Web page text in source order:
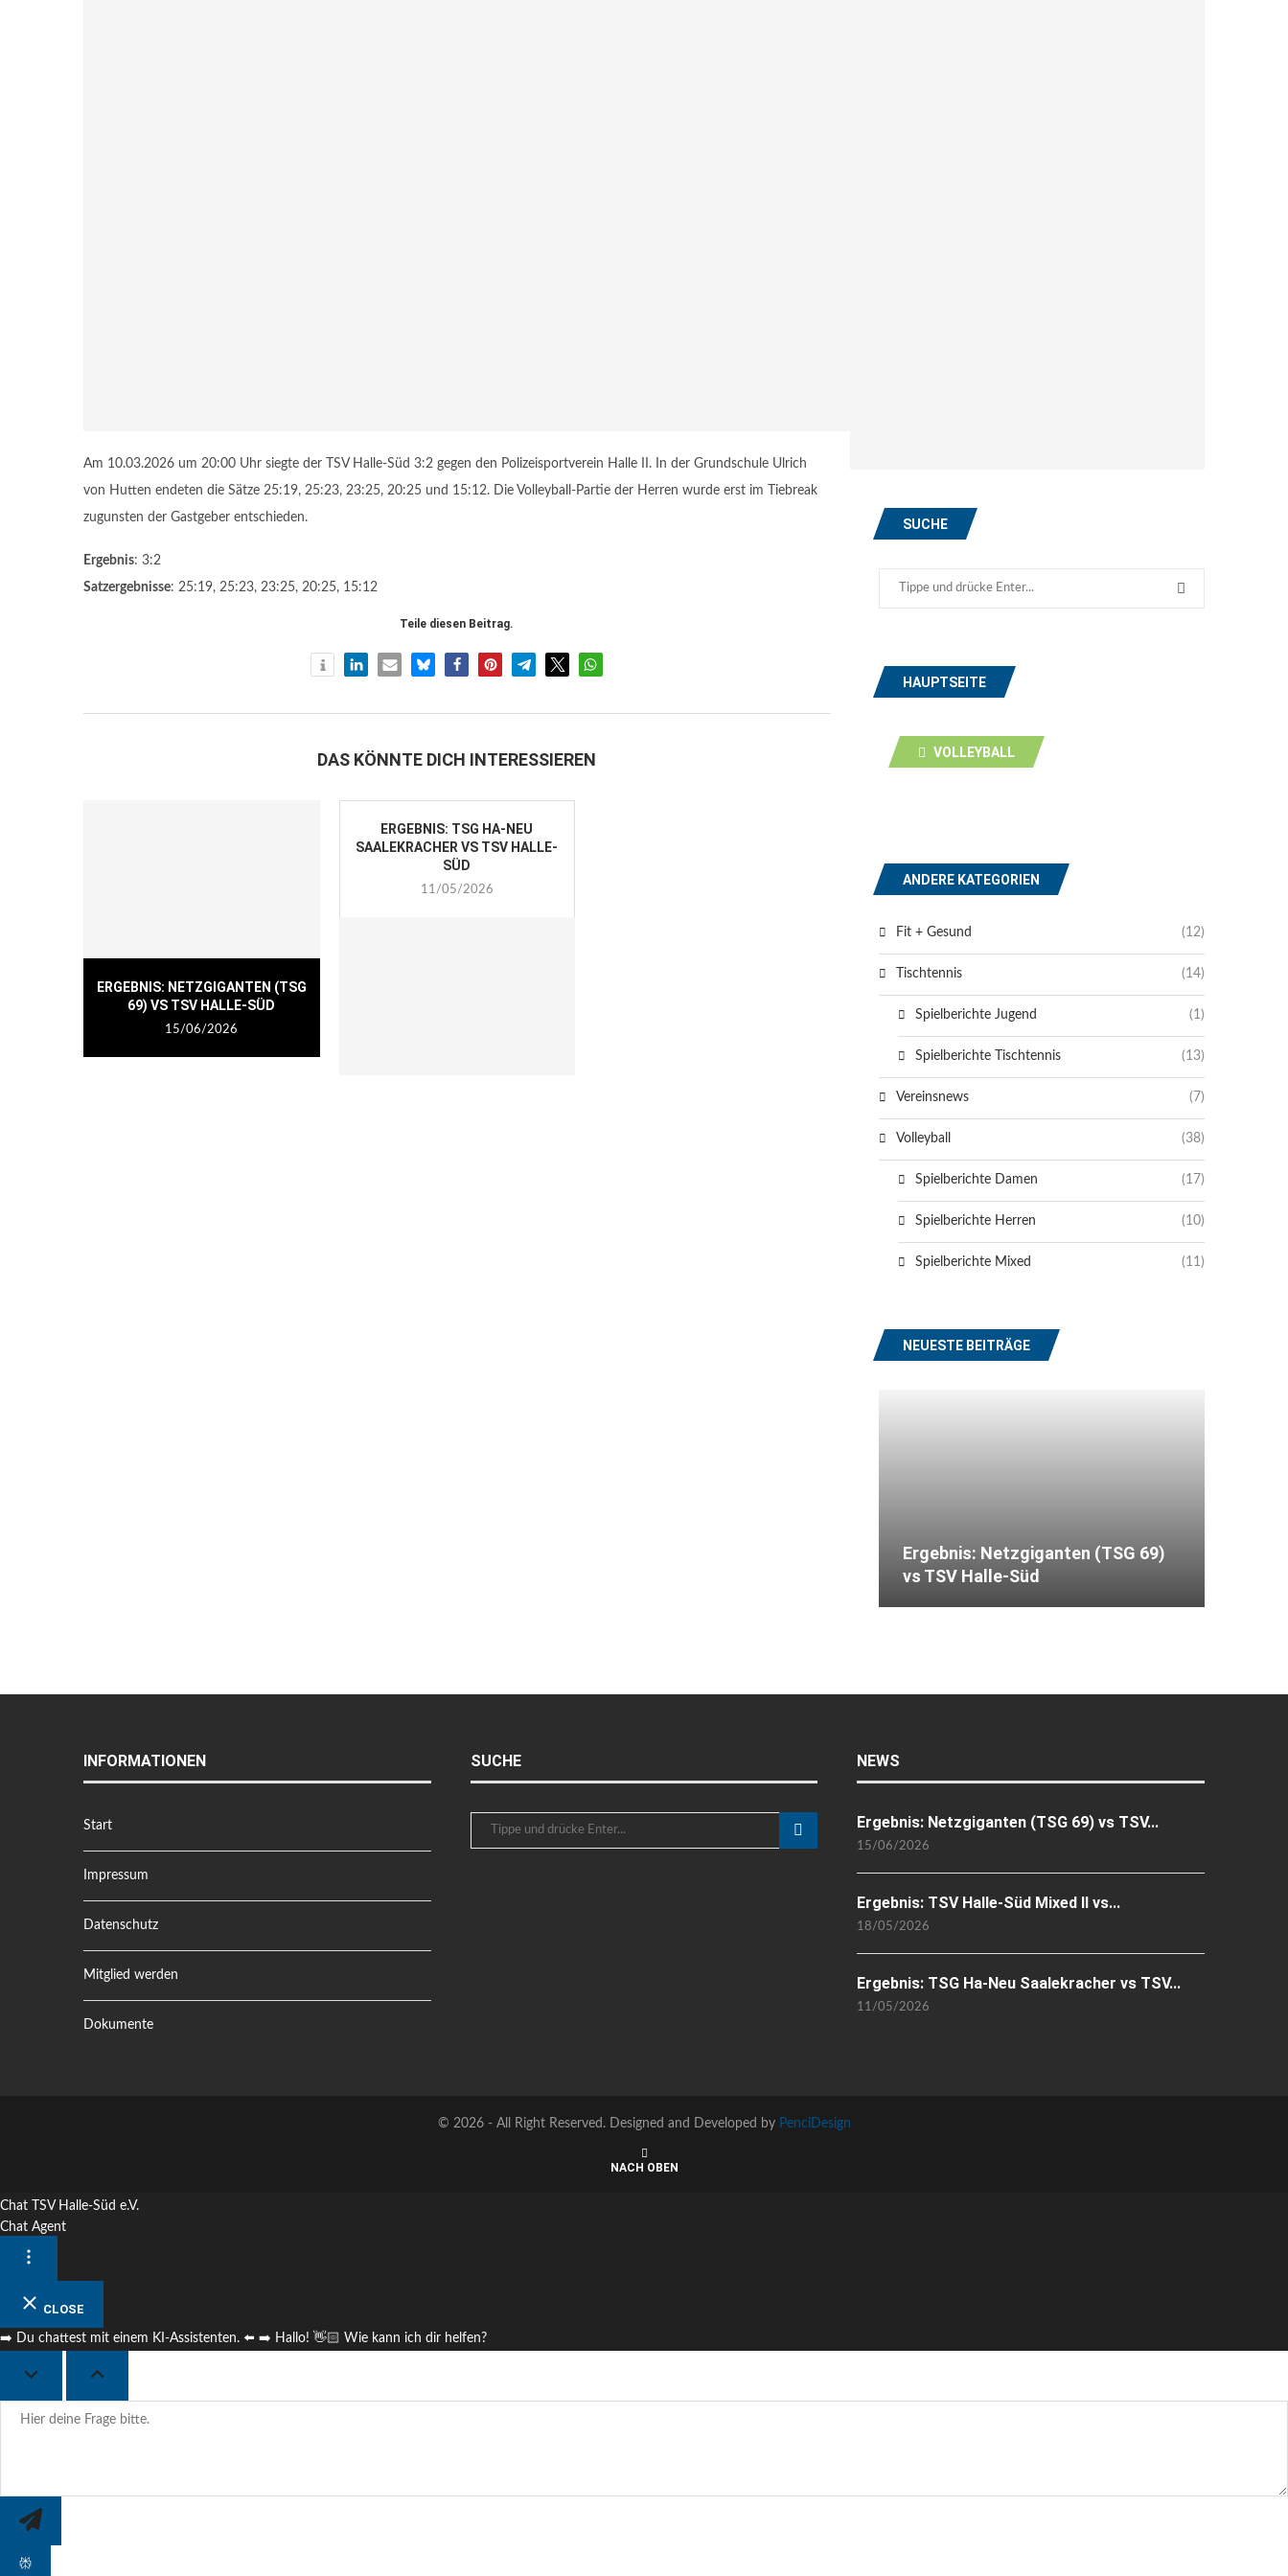
Am 10.03.2026 um 20:00 Uhr siegte der TSV Halle-Süd 3:2 gegen den Polizeisportverein Halle II. In der Grundschule Ulrich
von Hutten endeten die Sätze 25:19, 25:23, 23:25, 20:25 und 15:12. Die Volleyball-Partie der Herren wurde erst im Tiebreak
zugunsten der Gastgeber entschieden.
Ergebnis: 3:2
Satzergebnisse: 25:19, 25:23, 23:25, 20:25, 15:12
Teile diesen Beitrag.
DAS KÖNNTE DICH INTERESSIEREN
ERGEBNIS: NETZGIGANTEN (TSG
69) VS TSV HALLE-SÜD
15/06/2026
ERGEBNIS: TSG HA-NEU
SAALEKRACHER VS TSV HALLE-
SÜD
11/05/2026
SUCHE
HAUPTSEITE
VOLLEYBALL
ANDERE KATEGORIEN
Fit + Gesund (12)
Tischtennis (14)
Spielberichte Jugend (1)
Spielberichte Tischtennis (13)
Vereinsnews (7)
Volleyball (38)
Spielberichte Damen (17)
Spielberichte Herren (10)
Spielberichte Mixed (11)
NEUESTE BEITRÄGE
Ergebnis: Netzgiganten (TSG 69)
vs TSV Halle-Süd
INFORMATIONEN
Start
Impressum
Datenschutz
Mitglied werden
Dokumente
SUCHE NEWS
Ergebnis: Netzgiganten (TSG 69) vs TSV...
15/06/2026
Ergebnis: TSV Halle-Süd Mixed II vs...
18/05/2026
Ergebnis: TSG Ha-Neu Saalekracher vs TSV...
11/05/2026
© 2026 - All Right Reserved. Designed and Developed by PenciDesign
NACH OBEN
Chat TSV Halle-Süd e.V.
Chat Agent
CLOSE
➡️ Du chattest mit einem KI-Assistenten. ⬅️ ➡️ Hallo! 👋🏻 Wie kann ich dir helfen?